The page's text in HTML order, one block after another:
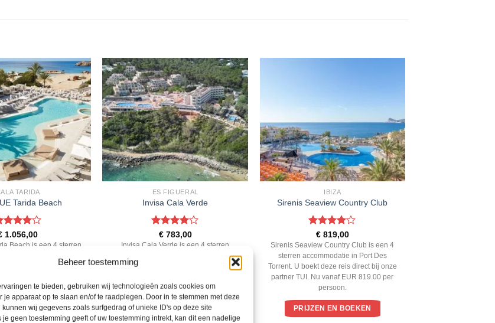
Beheer toestemming
te bieden, gebruiken wij technologieën zoals cookies om
je apparaat op te slaan en/of te raadplegen. Door in te stemmen met deze
wij gegevens zoals surfgedrag of unieke ID's op deze site
je geen toestemming geeft of uw toestemming intrekt, kan dit een nadelige
TARIDA
Tarida Beach
5
1.056,00
Beach is een 4 sterren
bij onze partner TUI. Nu
EN BOEKEN
ES FIGUERAL
Invisa Cala Verde
Gewaardeerd
4uit 5
€783,00
Invisa Cala Verde is een 4 sterren
accommodatie in Es Figueral. U boekt
deze reis direct bij onze partner TUI. Nu
PRIJZEN EN BOEKEN
IBIZA
Sirenis Seaview Country Club
Gewaardeerd
4uit 5
€819,00
Sirenis Seaview Country Club is een 4
sterren accommodatie in Port Des
Torrent. U boekt deze reis direct bij onze
partner TUI. Nu vanaf EUR 819.00 per
persoon.
PRIJZEN EN BOEKEN